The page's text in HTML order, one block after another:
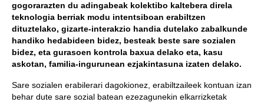
gogorarazten du adingabeak kolektibo kaltebera direla
teknologia berriak modu intentsiboan erabiltzen
dituztelako, gizarte-interakzio handia dutelako zabalkunde
handiko hedabideen bidez, besteak beste sare sozialen
bidez, eta gurasoen kontrola baxua delako eta, kasu
askotan, familia-ingurunean ezjakintasuna izaten delako.
Sare sozialen erabilerari dagokionez, erabiltzaileek kontuan izan
behar dute sare sozial batean ezezagunekin elkarrizketak